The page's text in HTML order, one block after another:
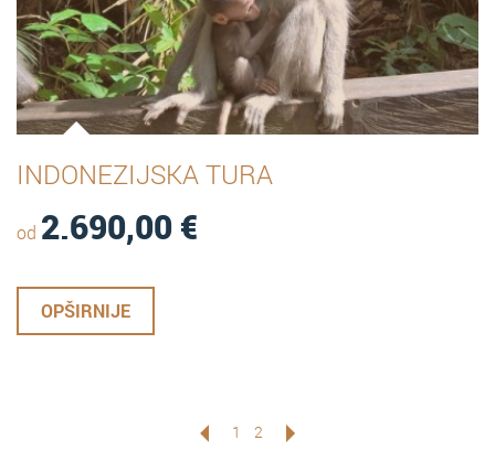
INDONEZIJSKA TURA
od 2.690,00€
OPŠIRNIJE
1 2